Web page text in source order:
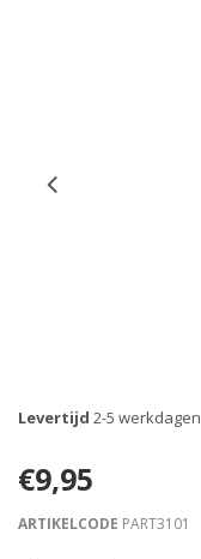
Levertijd 2-5 werkdagen
€9,95
ARTIKELCODE PART3101